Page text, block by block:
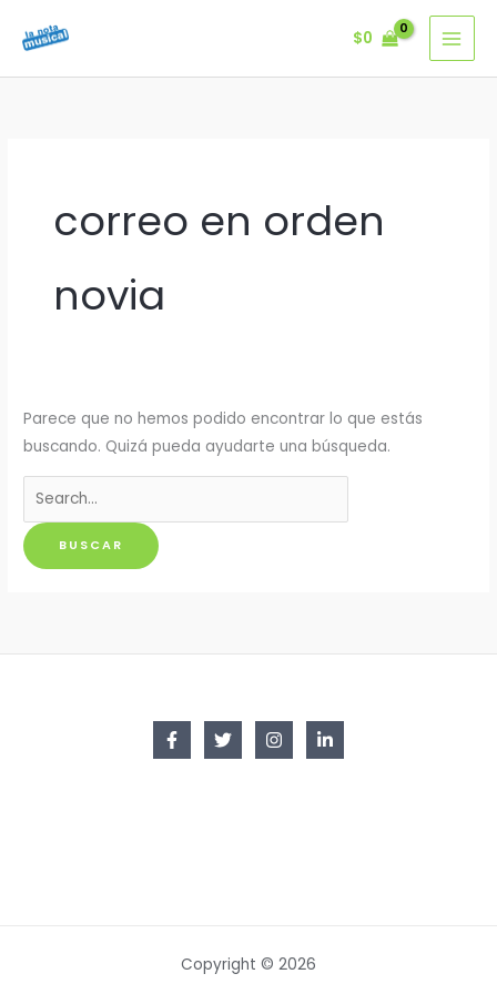
$0
correo en orden
novia
Parece que no hemos podido encontrar lo que estás
buscando. Quizá pueda ayudarte una búsqueda.
Buscar
por:
Copyright © 2026